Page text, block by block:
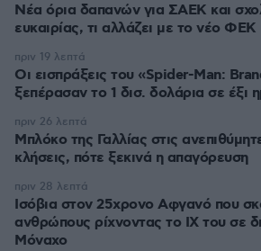
Νέα όρια δαπανών για ΣΑΕΚ και
ευκαιρίας, τι αλλάζει με το νέο ΦΕΚ
Οι εισπράξεις του «Spider-Man:
ξεπέρασαν το 1 δισ. δολάρια σε έξι
πριν 19 λεπτά
Μπλόκο της Γαλλίας στις
κλήσεις, πότε ξεκινά η απαγόρευση
πριν 26 λεπτά
Ισόβια στον 25χρονο Αφγανό που
ανθρώπους ρίχνοντας το ΙΧ του σε
Μόναχο
πριν 28 λεπτά